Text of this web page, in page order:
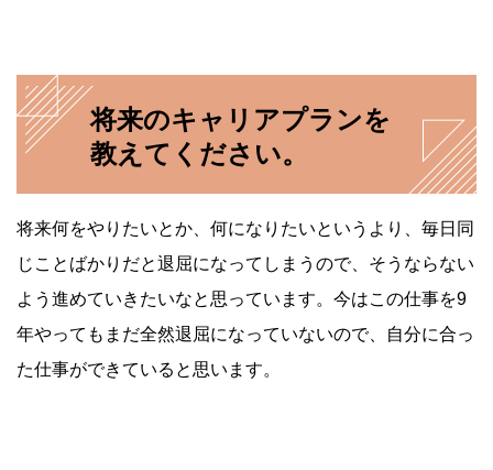
将来のキャリアプランを
教えてください。
将来何をやりたいとか、何になりたいというより、毎日同
じことばかりだと退屈になってしまうので、そうならない
よう進めていきたいなと思っています。今はこの仕事を9
年やってもまだ全然退屈になっていないので、自分に合っ
た仕事ができていると思います。